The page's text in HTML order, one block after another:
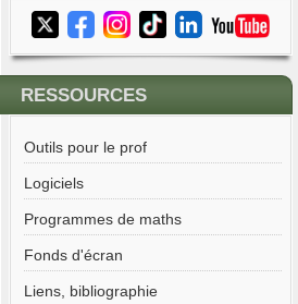
RESSOURCES
Outils pour le prof
Logiciels
Programmes de maths
Fonds d'écran
Liens, bibliographie